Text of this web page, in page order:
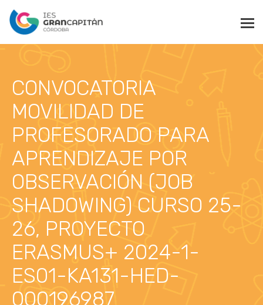
CONVOCATORIA
MOVILIDAD DE
PROFESORADO PARA
APRENDIZAJE POR
OBSERVACIÓN (JOB
SHADOWING) CURSO 25-
26, PROYECTO
ERASMUS+ 2024-1-
ES01-KA131-HED-
000196987